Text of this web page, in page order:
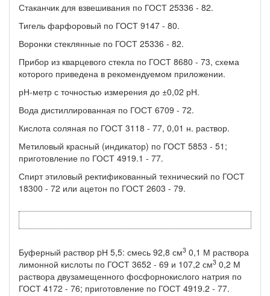
Стаканчик для взвешивания по ГОСТ 25336 - 82.
Тигель фарфоровый по ГОСТ 9147 - 80.
Воронки стеклянные по ГОСТ 25336 - 82.
Прибор из кварцевого стекла по ГОСТ 8680 - 73, схема
которого приведена в рекомендуемом приложении.
рН-метр с точностью измерения до ±0,02 рН.
Вода дистиллированная по ГОСТ 6709 - 72.
Кислота соляная по ГОСТ 3118 - 77, 0,01 н. раствор.
Метиловый красный (индикатор) по ГОСТ 5853 - 51;
приготовление по ГОСТ 4919.1 - 77.
Спирт этиловый ректификованный технический по ГОСТ
18300 - 72 или ацетон по ГОСТ 2603 - 79.
Буферный раствор pН 5,5: смесь 92,8 см3 0,1 М раствора
лимонной кислоты по ГОСТ 3652 - 69 и 107,2 см3 0,2 М
раствора двузамещенного фосфорнокислого натрия по
ГОСТ 4172 - 76; приготовление по ГОСТ 4919.2 - 77.